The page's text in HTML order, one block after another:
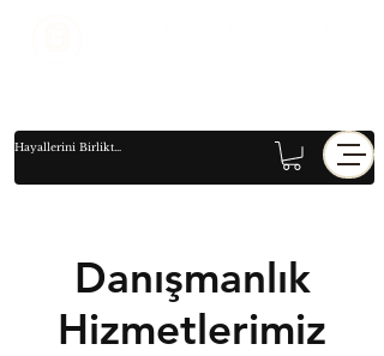
Danışmanlık
Hizmetlerimiz